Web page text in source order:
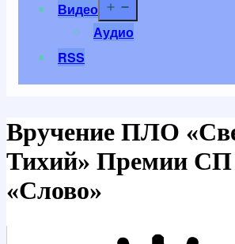
Видео
Аудио
RSS
Вручение ПЛО
Тихий» Премии СП
«Слово»